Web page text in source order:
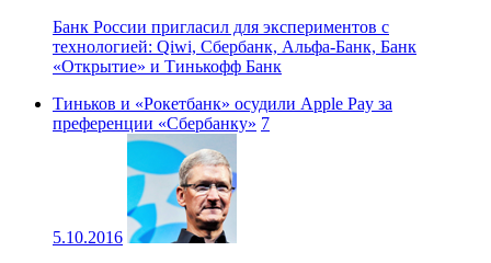
Банк России пригласил для экспериментов с
технологией: Qiwi, Сбербанк, Альфа-Банк, Банк
«Открытие» и Тинькофф Банк
Тиньков и «Рокетбанк» осудили Apple Pay за
преференции «Сбербанку» 7
5.10.2016